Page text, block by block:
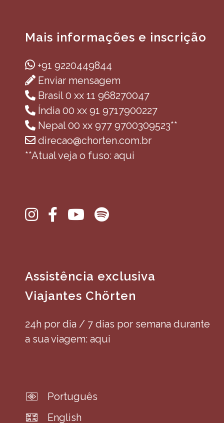
Mais informações e inscrição
+91 9220449844
Enviar mensagem
Brasil 0 xx 11 968270047
Índia 00 xx 91 9717900227
Nepal 00 xx 977 9700309523**
direcao@chorten.com.br
**Atual veja o fuso: aqui
Assistência exclusiva
Viajantes Chörten
24h por dia / 7 dias por semana durante
a sua viagem: aqui
Português
English